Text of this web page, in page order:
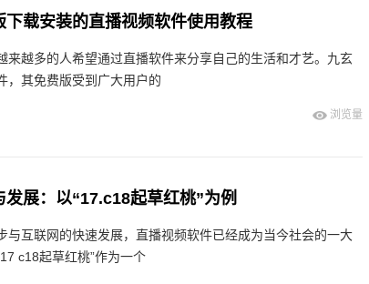
载安装的直播视频软件使用教程
来越多的人希望通过直播软件来分享自己的生活和才艺。九玄
，其免费版受到广大用户的
浏览量
展：以“17.c18起草红桃”为例
与互联网的快速发展，直播视频软件已经成为当今社会的一大
c18起草红桃”作为一个